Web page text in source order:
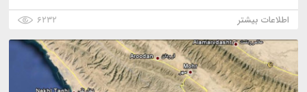
اطلاعات بیشتر
۶۲۳۲